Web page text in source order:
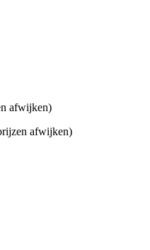
afwijken)
afwijken)